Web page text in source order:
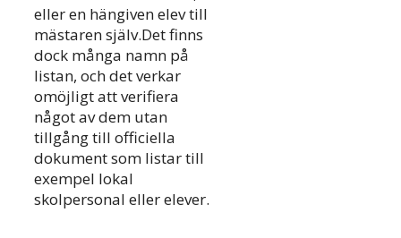
eller en hängiven elev till
mästaren själv.Det finns
dock många namn på
listan, och det verkar
omöjligt att verifiera
något av dem utan
tillgång till officiella
dokument som listar till
exempel lokal
skolpersonal eller elever.